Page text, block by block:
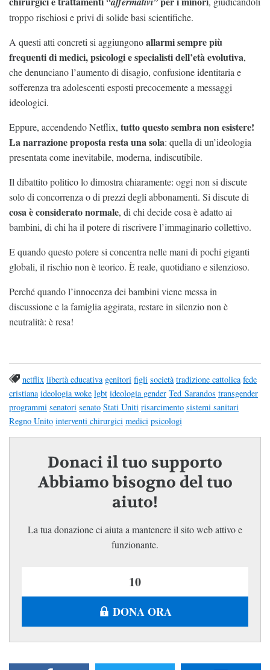
troppo rischiosi e privi di solide basi scientifiche.
A questi atti concreti si aggiungonoallarmi sempre più
frequenti di medici, psicologi e specialisti dell’età evolutiva,
che denunciano l’aumento di disagio, confusione identitaria e
sofferenza tra adolescenti esposti precocemente a messaggi
ideologici.
Eppure, accendendo Netflix, tutto questo sembra non esistere!
La narrazione proposta resta una sola: quella di un’ideologia
presentata come inevitabile, moderna, indiscutibile.
Il dibattito politico lo dimostra chiaramente: oggi non si discute
solo di concorrenza o di prezzi degli abbonamenti. Si discute di
cosa è considerato normale, di chi decide cosa è adatto ai
bambini, di chi ha il potere di riscrivere l’immaginario collettivo.
E quando questo potere si concentra nelle mani di pochi giganti
globali, il rischio non è teorico. È reale, quotidiano e silenzioso.
Perché quando l’innocenza dei bambini viene messa in
discussione e la famiglia aggirata, restare in silenzio non è
neutralità: è resa!
netflix libertà educativa genitori figli società tradizione cattolica fede
cristiana ideologia woke lgbt ideologia gender Ted Sarandos transgender
programmi senatori senato Stati Uniti risarcimento sistemi sanitari
Regno Unito interventi chirurgici medici psicologi
Donaci il tuo supporto
Abbiamo bisogno del tuo
aiuto!
La tua donazione ci aiuta a mantenere il sito web attivo e
funzionante.
DONA ORA